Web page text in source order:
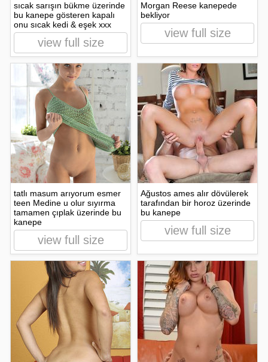
sıcak sarışın bükme üzerinde
bu kanepe gösteren kapalı
onu sıcak kedi & eşek xxx
view full size
Morgan Reese kanepede
bekliyor
view full size
tatlı masum arıyorum esmer
teen Medine u olur sıyırma
tamamen çıplak üzerinde bu
kanepe
view full size
Ağustos ames alır dövülerek
tarafından bir horoz üzerinde
bu kanepe
view full size